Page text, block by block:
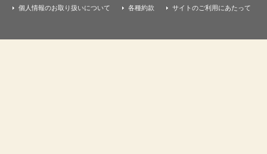
個人情報のお取り扱いについて 各種約款 サイトのご利用にあたって